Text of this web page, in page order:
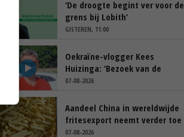
‘De droogte begint ver voor de
grens bij Lobith’
GISTEREN, 11:00
Oekraïne-vlogger Kees
Huizinga: ‘Bezoek van de
ambassade mag zelf groente
07-08-2026
Aandeel China in wereldwijde
fritesexport neemt verder toe
07-08-2026